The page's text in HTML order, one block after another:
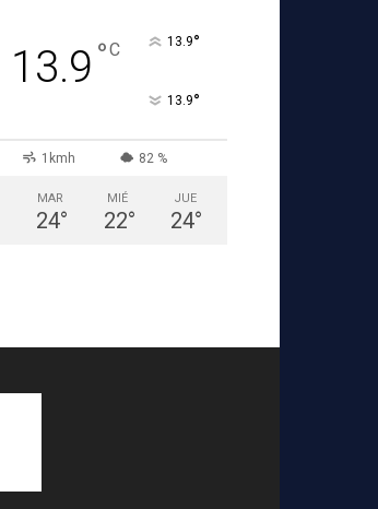
13.9 °C 13.9°
13.9°
1kmh 82 %
MAR
24°
MIÉ
22°
JUE
24°